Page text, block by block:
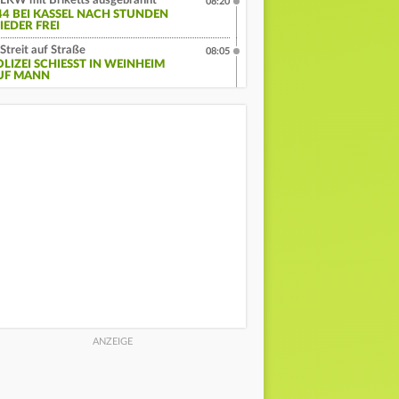
BEI KASSEL NACH STUNDEN
FREI
Streit auf Straße
SCHIESST IN WEINHEIM A
MANN
08:05